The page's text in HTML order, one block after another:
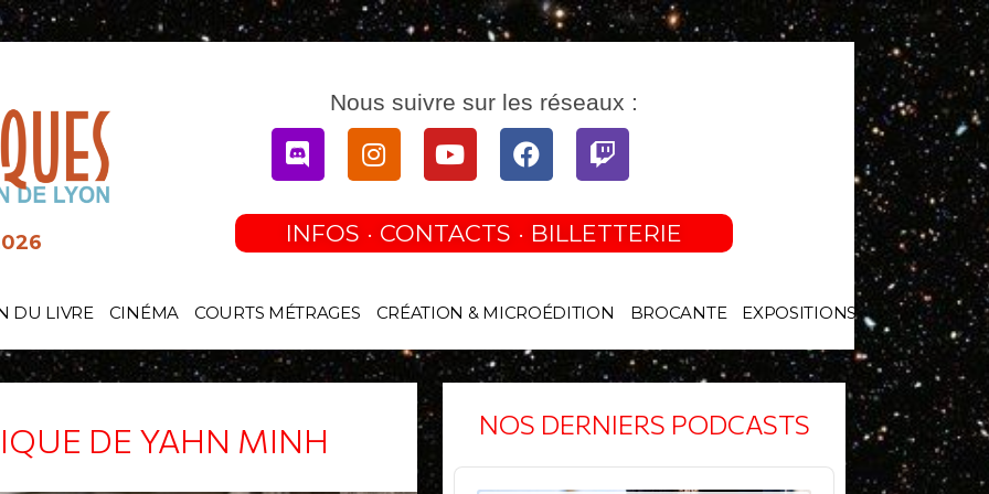
Nous suivre sur les réseaux :
DiscordInstagramYoutubeFacebookTwitch
INFOS · CONTACTS · BILLETTERIE
DU LIVRE CINÉMA COURTS MÉTRAGES CRÉATION & MICROÉDITION BROCANTE EXPOSITIONS
DE YAHN MINH NOS DERNIERS PODCASTS
Audio